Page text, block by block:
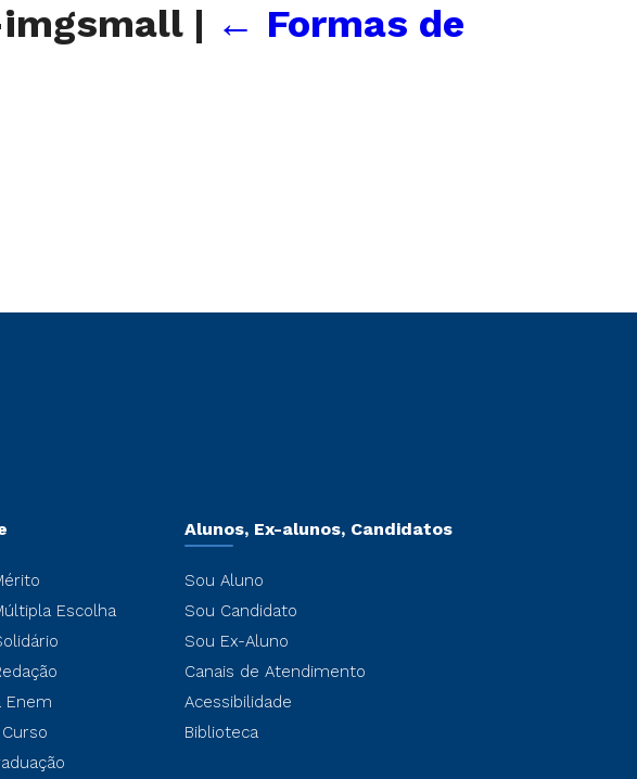
imgsmall | ← Formas de
Escolha
Enem
Alunos, Ex-alunos, Candidatos
Sou Aluno
Sou Candidato
Sou Ex-Aluno
Canais de Atendimento
Acessibilidade
Biblioteca